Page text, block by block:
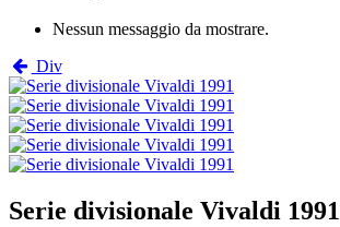
Nessun messaggio da mostrare.
Div
Serie divisionale Vivaldi 1991